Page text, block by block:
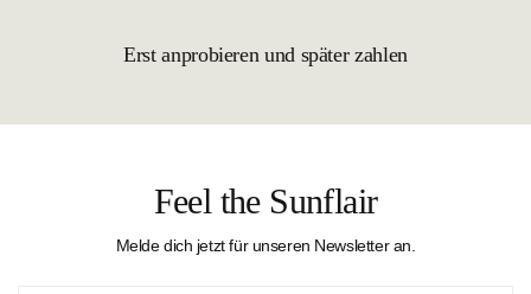
Erst anprobieren und später zahlen
Feel the Sunflair
Melde dich jetzt für unseren Newsletter an.